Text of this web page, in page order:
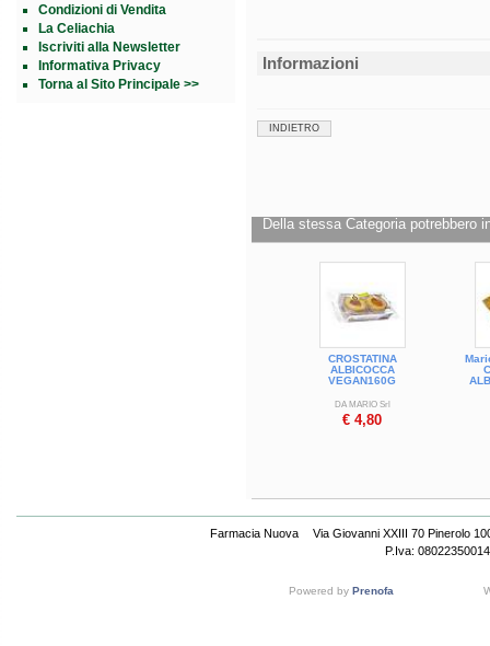
Condizioni di Vendita
La Celiachia
Iscriviti alla Newsletter
Informativa Privacy
Torna al Sito Principale >>
Contenuti medi
Valore energetico
Grassi
di cui saturi
Cod.194999
Informazioni
INDIETRO
Della stessa Categoria potrebbero
CROSTATINA
ALBICOCCA
VEGAN160G
DA MARIO Srl
€ 4,80
Farmacia Nuova
Via Giovanni XXIII 70 Pinerolo
P.Iva: 08022350014
Powered by Prenofa